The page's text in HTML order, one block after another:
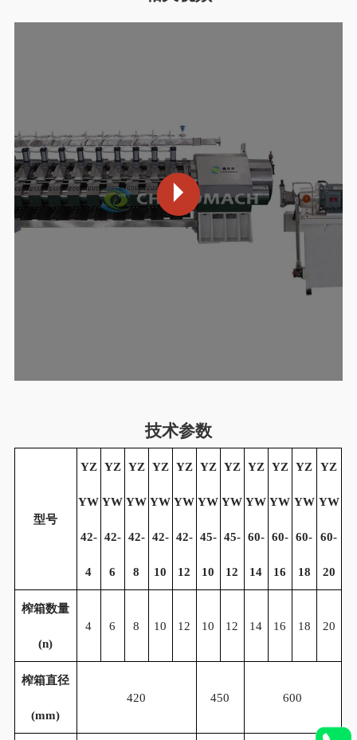
技术参数
型号
YZ
YW
42-
4
YZ
YW
42-
6
YZ
YW
42-
8
YZ
YW
42-
10
YZ
YW
42-
12
YZ
YW
45-
10
YZ
YW
45-
12
YZ
YW
60-
14
YZ
YW
60-
16
YZ
YW
60-
18
YZ
YW
60-
20
榨箱数量
(n)
4 6 8 10 12 10 12 14 16 18 20
榨箱直径
(mm)
420 450 600